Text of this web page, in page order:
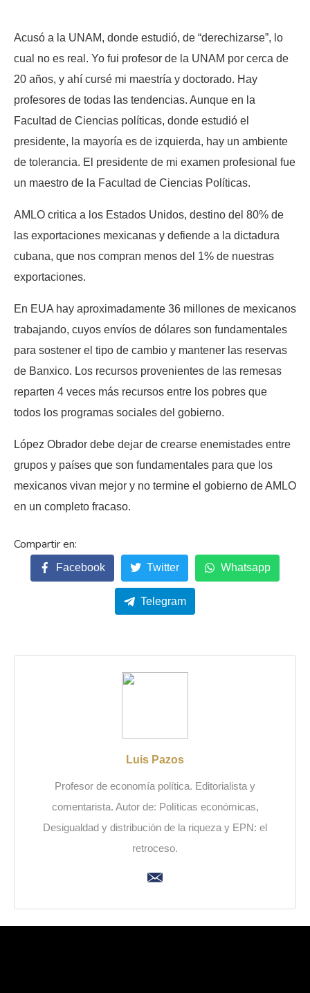
Acusó a la UNAM, donde estudió, de “derechizarse”, lo
cual no es real. Yo fui profesor de la UNAM por cerca de
20 años, y ahí cursé mi maestría y doctorado. Hay
profesores de todas las tendencias. Aunque en la
Facultad de Ciencias políticas, donde estudió el
presidente, la mayoría es de izquierda, hay un ambiente
de tolerancia. El presidente de mi examen profesional fue
un maestro de la Facultad de Ciencias Políticas.
AMLO critica a los Estados Unidos, destino del 80% de
las exportaciones mexicanas y defiende a la dictadura
cubana, que nos compran menos del 1% de nuestras
exportaciones.
En EUA hay aproximadamente 36 millones de mexicanos
trabajando, cuyos envíos de dólares son fundamentales
para sostener el tipo de cambio y mantener las reservas
de Banxico. Los recursos provenientes de las remesas
reparten 4 veces más recursos entre los pobres que
todos los programas sociales del gobierno.
López Obrador debe dejar de crearse enemistades entre
grupos y países que son fundamentales para que los
mexicanos vivan mejor y no termine el gobierno de AMLO
en un completo fracaso.
Facebook Twitter Whatsapp
Telegram
Luis Pazos
Profesor de economía política. Editorialista y
comentarista. Autor de: Políticas económicas,
Desigualdad y distribución de la riqueza y EPN: el
retroceso.